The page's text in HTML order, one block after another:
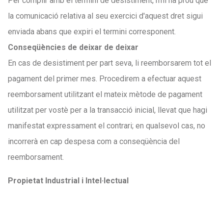
la comunicació relativa al seu exercici d'aquest dret sigui
enviada abans que expiri el termini corresponent.
Conseqüències de deixar de deixar
En cas de desistiment per part seva, li reemborsarem tot el
pagament del primer mes. Procedirem a efectuar aquest
reemborsament utilitzant el mateix mètode de pagament
utilitzat per vostè per a la transacció inicial, llevat que hagi
manifestat expressament el contrari; en qualsevol cas, no
incorrerà en cap despesa com a conseqüència del
reemborsament.
Propietat Industrial i Intel·lectual